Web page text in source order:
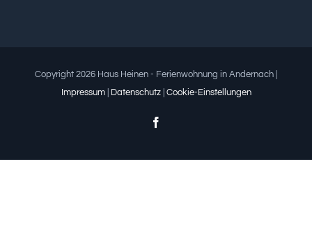
Copyright 2026 Haus Heinen - Ferienwohnung in Andernach |
Impressum| Datenschutz| Cookie-Einstellungen